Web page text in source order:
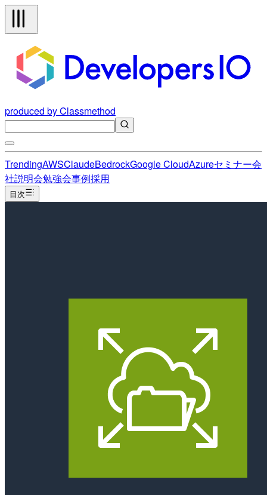
produced by Classmethod
TrendingAWSClaudeBedrockGoogle CloudAzureセミナー会
社説明会勉強会事例採用
目次